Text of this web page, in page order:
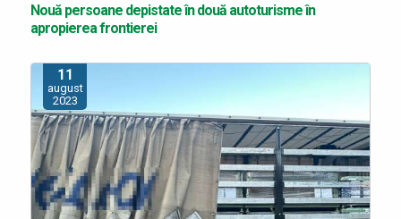
Nouă persoane depistate în două autoturisme în
apropierea frontierei
11
august
2023